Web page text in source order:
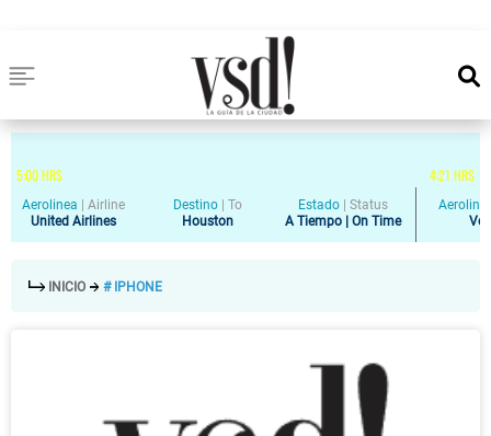
5:00HRS 4:21 HRS
Aerolinea
Airline
United Airlines
Destino
To
Houston
Estado
Status
A Tiempo | On Time
INICIO # IPHONE